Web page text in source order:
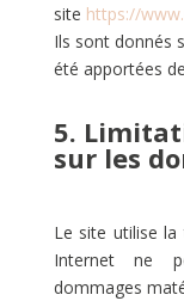
site https://
Ils sont donnés
été apportées
5.
sur les
Le site utilise la
Internet ne
dommages